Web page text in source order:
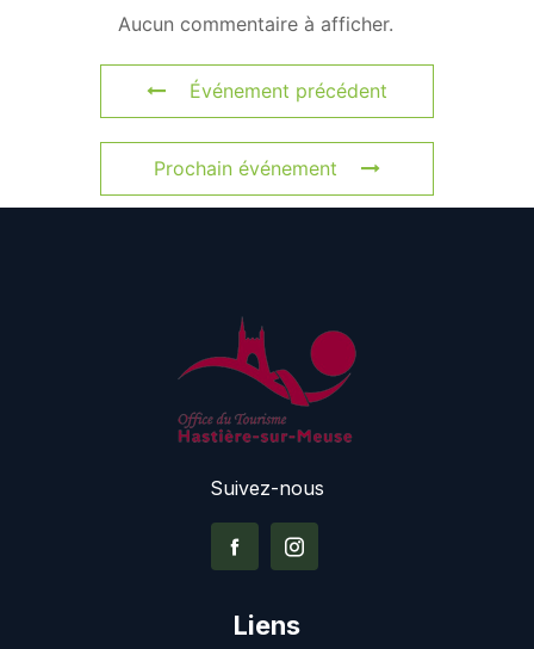
Aucun commentaire à afficher.
Événement précédent
Prochain événement
Suivez-nous
Liens